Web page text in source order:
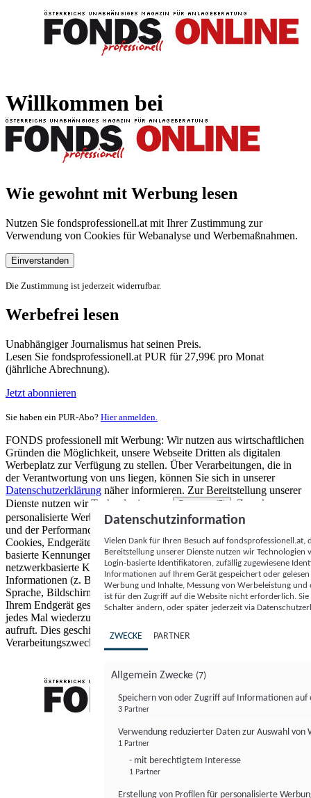
Willkommen bei
Wie gewohnt mit Werbung lesen
Nutzen Sie fondsprofessionell.at mit Ihrer Zustimmung zur
Verwendung von Cookies für Webanalyse und Werbemaßnahmen.
Einverstanden
Die Zustimmung ist jederzeit widerrufbar.
Werbefrei lesen
Unabhängiger Journalismus hat seinen Preis.
Lesen Sie fondsprofessionell.at PUR für 27,99€ pro Monat
(jährliche Abrechnung).
Jetzt abonnieren
Sie haben ein PUR-Abo? Hier anmelden.
FONDS professionell mit Werbung: Wir nutzen aus wirtschaftlichen
Gründen die Möglichkeit, unsere Webseite Dritten als digitalen
Werbeplatz zur Verfügung zu stellen. Über Verarbeitungen, die in
der Verantwortung von uns liegen, können Sie sich in unserer
Datenschutzerklärung näher informieren. Zur Bereitstellung unserer
Dienste nutzen wir Technologien von
Partnern (5)
. Zwecke:
personalisierte Werbung und Inhalte, Messung von Werbeleistung
und der Performance von Inhalten sowie Zielgruppenforschung.
Cookies, Endgeräte- oder ähnliche Online-Kennungen (z. B. login-
basierte Kennungen, zufällig generierte Kennungen,
netzwerkbasierte Kennungen) können zusammen mit anderen
Informationen (z. B. Browsertyp und Browserinformationen,
Sprache, Bildschirmgröße, unterstützte Technologien usw.) auf
Ihrem Endgerät gespeichert oder von dort ausgelesen werden, um es
jedes Mal wiederzuerkennen, wenn es eine App oder einer Webseite
aufruft. Dies geschieht für einen oder mehrere der hier aufgeführten
Verarbeitungszwecke.
Datenschutzinformation
Vielen Dank für Ihren Besuch auf
Bereitstellung unserer Dienste nutzen wir Technologien
Login-basierte Identifikatoren, zufällig zugewiesene
Informationen auf Ihrem Gerät gespeichert oder
Werbung und Inhalte, Messung von Werbeleistung
ist für den Zugriff auf die Website nicht erforderlich.
Schalter ändern, oder später jederzeit via
ZWECKE PARTNER
Allgemein Zwecke (7)
Speichern von oder Zugriff auf Informationen auf
3 Partner
Verwendung reduzierter Daten zur Auswahl von
1 Partner
- mit berechtigtem Interesse
1 Partner
Erstellung von Profilen für personalisierte
FONDS professionell